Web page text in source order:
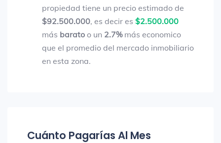
propiedad tiene un precio estimado de
$92.500.000, es decir es $2.500.000
más barato o un 2.7%más economico
que el promedio del mercado inmobiliario
en esta zona.
Cuánto Pagarías Al Mes